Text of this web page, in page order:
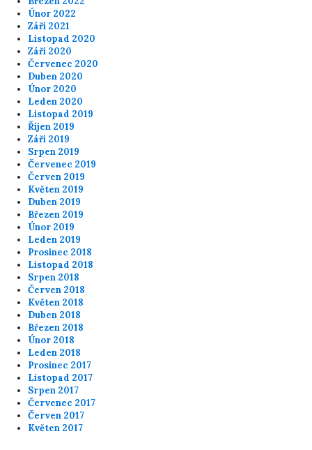
Únor 2022
Září 2021
Listopad 2020
Září 2020
Červenec 2020
Duben 2020
Únor 2020
Leden 2020
Listopad 2019
Říjen 2019
Září 2019
Srpen 2019
Červenec 2019
Červen 2019
Květen 2019
Duben 2019
Březen 2019
Únor 2019
Leden 2019
Prosinec 2018
Listopad 2018
Srpen 2018
Červen 2018
Květen 2018
Duben 2018
Březen 2018
Únor 2018
Leden 2018
Prosinec 2017
Listopad 2017
Srpen 2017
Červenec 2017
Červen 2017
Květen 2017